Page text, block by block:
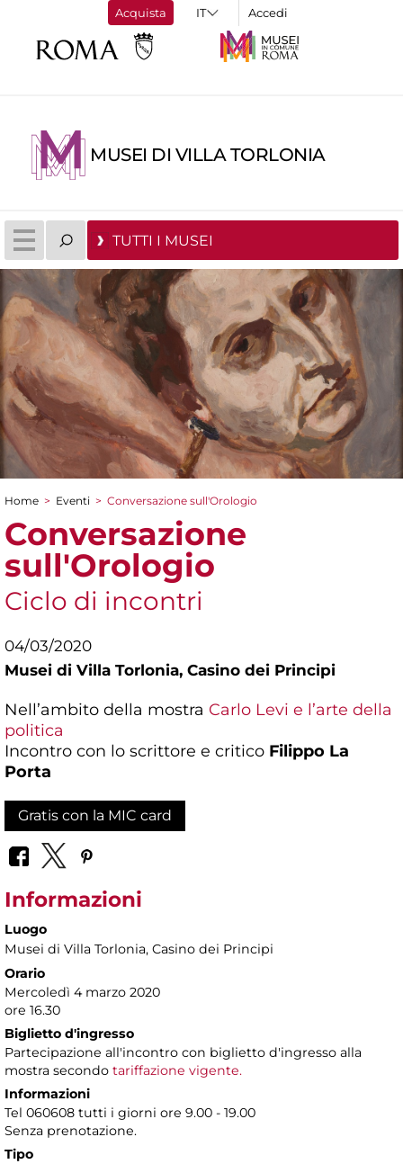
Acquista Accedi
MUSEI DI VILLA TORLONIA
TUTTI I MUSEI
Tu sei qui
Home > Eventi > Conversazione sull'Orologio
Conversazione
sull'Orologio
Ciclo di incontri
04/03/2020
Musei di Villa Torlonia, Casino dei Principi
Nell’ambito della mostra Carlo Levi e l’arte della
politica
Incontro con lo scrittore e critico Filippo La
Porta
Gratis con la MIC card
Informazioni
Luogo
Musei di Villa Torlonia, Casino dei Principi
Orario
Mercoledì 4 marzo 2020
ore 16.30
Biglietto d'ingresso
Partecipazione all'incontro con biglietto d'ingresso alla
mostra secondo tariffazione vigente.
Informazioni
Tel 060608 tutti i giorni ore 9.00 - 19.00
Senza prenotazione.
Tipo